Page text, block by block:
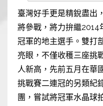
臺灣好手更是精銳盡出
將參戰，將力拚繼2014
冠軍的地主選手。雙打
亮眼，不僅收穫三座挑
人新高，先前五月在華
挑戰賽二連冠的另類紀
團，嘗試將冠軍水晶球